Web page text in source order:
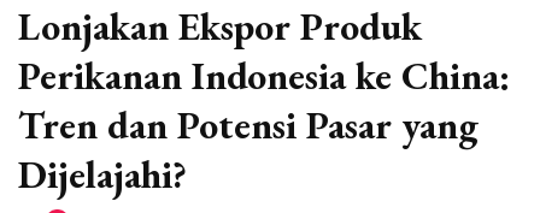
Lonjakan Ekspor Produk
Perikanan Indonesia ke China:
Tren dan Potensi Pasar yang
Dijelajahi?